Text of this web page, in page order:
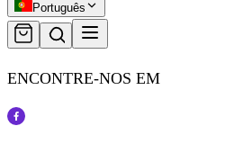
Português
ENCONTRE-NOS EM